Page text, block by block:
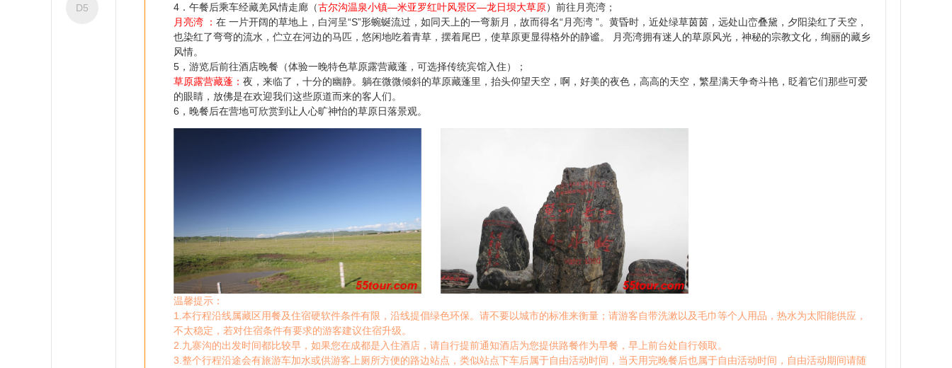
D5
4．午餐后乘车经藏羌风情走廊（古尔沟温泉小镇—米亚罗红叶风景区—龙日坝大草原）前往月亮湾；
月亮湾 ： 在 一片开阔的草地上，白河呈“S”形蜿蜒流过，如同天上的一弯新月，故而得名“月亮湾 ”。黄昏时，近处绿草茵茵，远处山峦叠黛，夕阳染红了天空，
也染红了弯弯的流水，伫立在河边的马匹，悠闲地吃着青草，摆着尾巴，使草原更显得格外的静谧。 月亮湾拥有迷人的草原风光，神秘的宗教文化，绚丽的藏乡
风情。
5，游览后前往酒店晚餐（体验一晚特色草原露营藏蓬，可选择传统宾馆入住）；
草原露营藏蓬： 夜，来临了，十分的幽静。躺在微微倾斜的草原藏蓬里，抬头仰望天空，啊，好美的夜色，高高的天空，繁星满天争奇斗艳，眨着它们那些可爱
的眼睛，放佛是在欢迎我们这些原道而来的客人们。
6，晚餐后在营地可欣赏到让人心旷神怡的草原日落景观。
温馨提示：
1.本行程沿线属藏区用餐及住宿硬软件条件有限，沿线提倡绿色环保。请不要以城市的标准来衡量；请游客自带洗漱以及毛巾等个人用品，热水为太阳能供应，
不太稳定，若对住宿条件有要求的游客建议住宿升级。
2.九寨沟的出发时间都比较早，如果您在成都是入住酒店，请自行提前通知酒店为您提供路餐作为早餐，早上前台处自行领取。
3.整个行程沿途会有旅游车加水或供游客上厕所方便的路边站点，类似站点下车后属于自由活动时间，当天用完晚餐后也属于自由活动时间，自由活动期间请随